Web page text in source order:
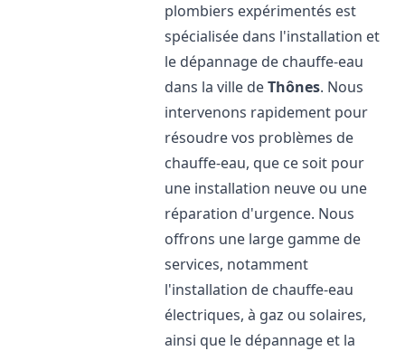
plombiers expérimentés est
spécialisée dans l'installation et
le dépannage de chauffe-eau
dans la ville deThônes. Nous
intervenons rapidement pour
résoudre vos problèmes de
chauffe-eau, que ce soit pour
une installation neuve ou une
réparation d'urgence. Nous
offrons une large gamme de
services, notamment
l'installation de chauffe-eau
électriques, à gaz ou solaires,
ainsi que le dépannage et la